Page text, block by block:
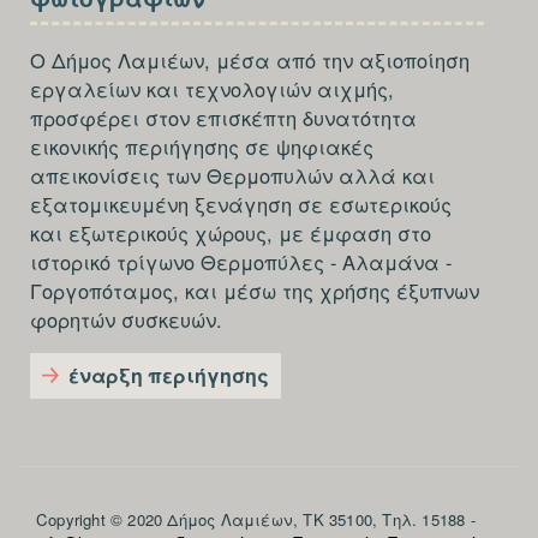
του
άρθρου
8
του
ν.4795/2021
και
του
άρθρου
THIRD
Ο Δήμος Λαμιέων, μέσα από την αξιοποίηση
εργαλείων και τεχνολογιών αιχμής,
προσφέρει στον επισκέπτη δυνατότητα
εικονικής περιήγησης σε ψηφιακές
απεικονίσεις των Θερμοπυλών αλλά και
εξατομικευμένη ξενάγηση σε εσωτερικούς
και εξωτερικούς χώρους, με έμφαση στο
ιστορικό τρίγωνο Θερμοπύλες - Αλαμάνα -
Γοργοπόταμος, και μέσω της χρήσης έξυπνων
φορητών συσκευών.
έναρξη περιήγησης
Section
Copyright © 2020 Δήμος Λαμιέων, ΤΚ 35100, Τηλ. 15188 -